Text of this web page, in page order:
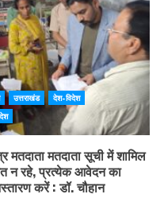
उत्तराखंड
देश-विदेश
मतदाता मतदाता सूची में शामिल
न रहे, प्रत्येक आवेदन का
करें : डॉ. चौहान